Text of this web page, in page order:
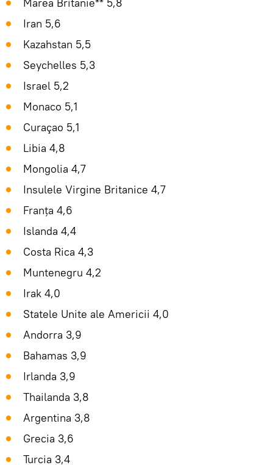
Iran 5,6
Kazahstan 5,5
Seychelles 5,3
Israel 5,2
Monaco 5,1
Curaçao 5,1
Libia 4,8
Mongolia 4,7
Insulele Virgine Britanice 4,7
Franța 4,6
Islanda 4,4
Costa Rica 4,3
Muntenegru 4,2
Irak 4,0
Statele Unite ale Americii 4,0
Andorra 3,9
Bahamas 3,9
Irlanda 3,9
Thailanda 3,8
Argentina 3,8
Grecia 3,6
Turcia 3,4